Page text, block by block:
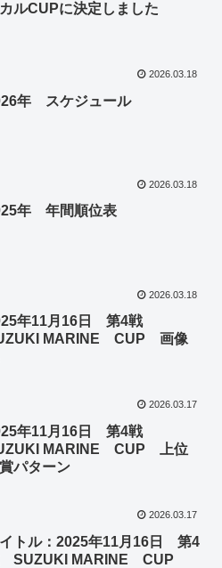
ルCUPに決定しました
2026.03.18
年 スケジュール
2026.03.18
年 年間順位表
2026.03.18
年11月16日 第4戦
MARINE CUP 画像
2026.03.17
年11月16日 第4戦
MARINE CUP 上位
パターン
2026.03.17
トル：2025年11月16日 第4
SUZUKI MARINE CUP